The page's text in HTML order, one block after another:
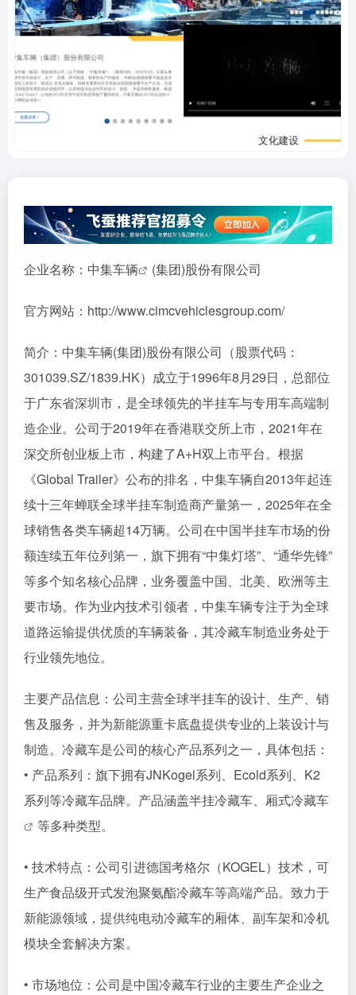
企业名称： 中集车辆 (集团)股份有限公司
官方网站：http://www.cimcvehiclesgroup.com/
简介：中集车辆(集团)股份有限公司（股票代码：
301039.SZ/1839.HK）成立于1996年8月29日，总部位
于广东省深圳市，是全球领先的半挂车与专用车高端制
造企业。公司于2019年在香港联交所上市，2021年在
深交所创业板上市，构建了A+H双上市平台。根据
《Global Trailer》公布的排名，中集车辆自2013年起连
续十三年蝉联全球半挂车制造商产量第一，2025年在全
球销售各类车辆超14万辆。公司在中国半挂车市场的份
额连续五年位列第一，旗下拥有“中集灯塔”、“通华先锋”
等多个知名核心品牌，业务覆盖中国、北美、欧洲等主
要市场。作为业内技术引领者，中集车辆专注于为全球
道路运输提供优质的车辆装备，其冷藏车制造业务处于
行业领先地位。
主要产品信息：公司主营全球半挂车的设计、生产、销
售及服务，并为新能源重卡底盘提供专业的上装设计与
制造。冷藏车是公司的核心产品系列之一，具体包括：
• 产品系列：旗下拥有JNKogel系列、Ecold系列、K2
系列等冷藏车品牌。产品涵盖半挂冷藏车、 厢式冷藏车
等多种类型。
• 技术特点：公司引进德国考格尔（KOGEL）技术，可
生产食品级开式发泡聚氨酯冷藏车等高端产品。致力于
新能源领域，提供纯电动冷藏车的厢体、副车架和冷机
模块全套解决方案。
• 市场地位：公司是中国冷藏车行业的主要生产企业之